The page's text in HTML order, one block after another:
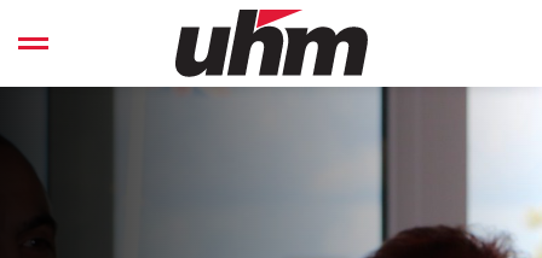
Open left Panel